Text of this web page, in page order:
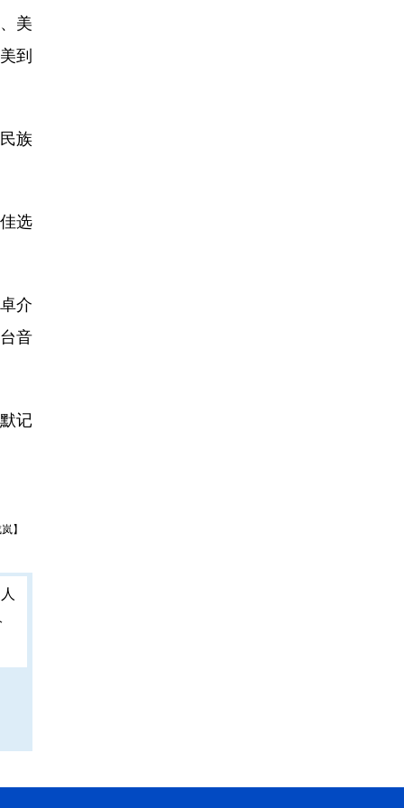
美
到
族
选
介
音
记
】